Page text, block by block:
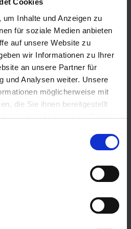
Cookies
Inhalte und Anzeigen zu
für soziale Medien anbieten
auf unsere Website zu
wir Informationen zu Ihrer
an unsere Partner für
und Analysen weiter. Unsere
möglicherweise mit
die Sie ihnen bereitgestellt
Ihrer Nutzung der Dienste
8,88 € / St
IN DEN
WARENKORB
persönlichen Preis
St